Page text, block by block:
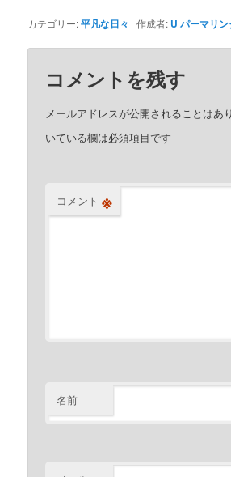
カテゴリー:平凡な日々 作成者: U パーマリン
コメントを残す
メールアドレスが公開されることはあ
いている欄は必須項目です
コメント ※
名前